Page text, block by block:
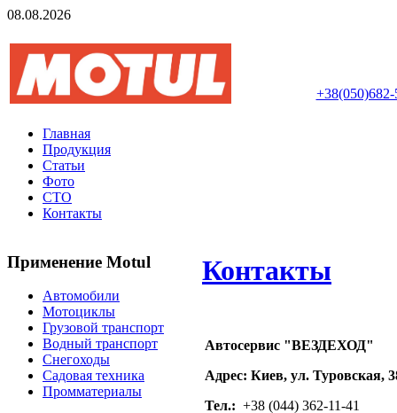
08.08.2026
+38(050)682-
Главная
Продукция
Статьи
Фото
СТО
Контакты
Применение Motul
Автомобили
Мотоциклы
Грузовой транспорт
Водный транспорт
Снегоходы
Садовая техника
Промматериалы
Контакты
Автосервис "ВЕЗДЕХОД"
Адрес: Киев, ул. Туровская,
Тел.: +38 (044) 362-11-41